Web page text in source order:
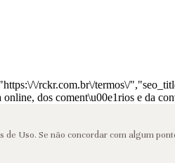
\/rckr.com.br\/termos\/
online, dos coment\u00e1rios e
Uso. Se não concordar com algum